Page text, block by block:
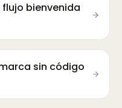
bienvenida
sin código